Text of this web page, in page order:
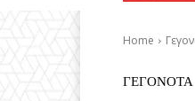
Home
ΓΕΓΟΝΟΤΑ